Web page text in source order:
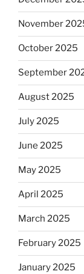
November
October 2025
September
August 2025
July 2025
June 2025
May 2025
April 2025
March 2025
February 2025
January 2025